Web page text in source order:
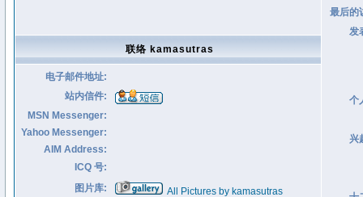
最后的
发
个
兴
联络 kamasutras
电子邮件地址:
站内信件:
MSN Messenger:
Yahoo Messenger:
AIM Address:
ICQ 号:
图片库:
All Pictures by kamasutras